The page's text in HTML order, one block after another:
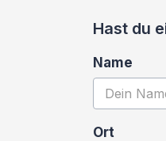
Hast du
Name
Ort